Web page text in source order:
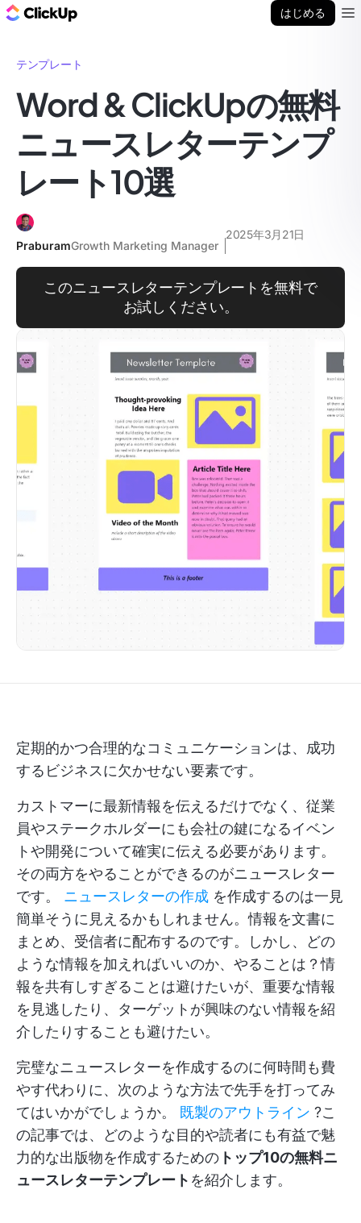
はじめる
テンプレート
Word & ClickUpの無料
ニュースレターテンプ
レート10選
PraburamGrowth Marketing Manager
2025年3月21日
このニュースレターテンプレートを無料で
お試しください。
定期的かつ合理的なコミュニケーションは、成功
するビジネスに欠かせない要素です。
カストマーに最新情報を伝えるだけでなく、従業
員やステークホルダーにも会社の鍵になるイベン
トや開発について確実に伝える必要があります。
その両方をやることができるのがニュースレター
です。 ニュースレターの作成 を作成するのは一見
簡単そうに見えるかもしれません。情報を文書に
まとめ、受信者に配布するのです。しかし、どの
ような情報を加えればいいのか、やることは？情
報を共有しすぎることは避けたいが、重要な情報
を見逃したり、ターゲットが興味のない情報を紹
介したりすることも避けたい。
完璧なニュースレターを作成するのに何時間も費
やす代わりに、次のような方法で先手を打ってみ
てはいかがでしょうか。 既製のアウトライン ?こ
の記事では、どのような目的や読者にも有益で魅
力的な出版物を作成するための トップ10の無料ニ
ュースレターテンプレート を紹介します。